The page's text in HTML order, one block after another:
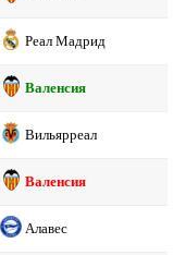
Реал Мадрид
Валенсия
Вильярреал
Валенсия
Алавес